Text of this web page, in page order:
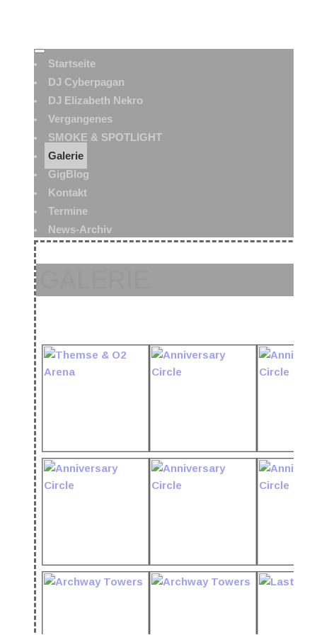
Startseite
DJ Cyberpagan
DJ Elizabeth Nekro
Vergangenes
SMOKE & SPOTLIGHT
Galerie
GigBlog
Kontakt
Termine
News-Archiv